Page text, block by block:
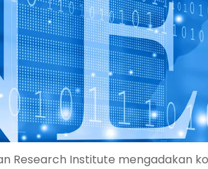
Research Institute mengadakan